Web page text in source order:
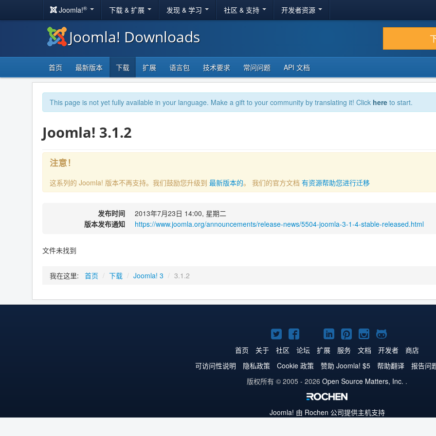
Joomla!® 下载 & 扩展 发现 & 学习 社区 & 支持 开发者资源
Joomla! Downloads
首页 最新版本 下载 扩展 语言包 技术要求 常问问题 API 文档
This page is not yet fully available in your language. Make a gift to your community by translating it! Click here to start.
Joomla! 3.1.2
注意！
这系列的 Joomla! 版本不再支持。我们鼓励您升级到 最新版本的。 我们的官方文档 有资源帮助您进行迁移
发布时间
2013年7月23日 14:00, 星期二
版本发布通知
https://www.joomla.org/announcements/release-news/5504-joomla-3-1-4-stable-released.html
文件未找到
我在这里: 首页 / 下载 / Joomla! 3 / 3.1.2
Twitter
主
页
Facebook
主
页
YouTube
主
页
LinkedIn
主
页
Pinterest
主
页
Instagram
主
页
GitHub
主
页
首页 关于 社区 论坛 扩展 服务 文档 开发者
商店
可访问性说明
隐私政策 Cookie 政策 赞助 Joomla! $5 帮助翻译
报告问
版权所有 © 2005 - 2026 Open Source Matters, Inc. .
Joomla! 由 Rochen 公司提供主机支持